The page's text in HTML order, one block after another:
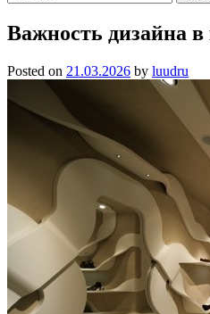
Важность дизайна в
Posted on 21.03.2026 by luudru